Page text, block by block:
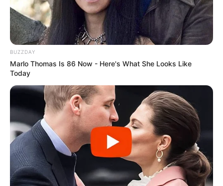
BUZZDAY
Marlo Thomas Is 86 Now - Here's What She Looks Like
Today